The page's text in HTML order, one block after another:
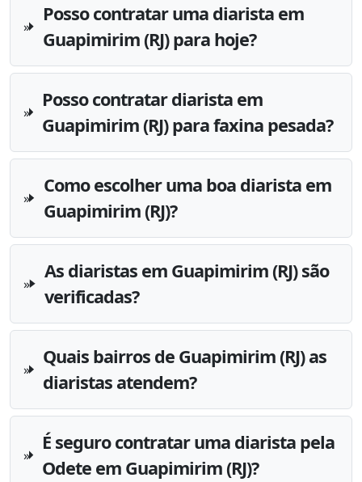
Posso contratar uma diarista em
Guapimirim (RJ) para hoje?
Posso contratar diarista em
Guapimirim (RJ) para faxina pesada?
Como escolher uma boa diarista em
Guapimirim (RJ)?
As diaristas em Guapimirim (RJ) são
verificadas?
Quais bairros de Guapimirim (RJ) as
diaristas atendem?
É seguro contratar uma diarista pela
Odete em Guapimirim (RJ)?